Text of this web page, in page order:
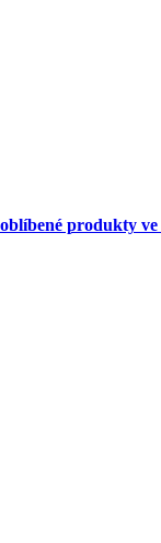
produkty ve